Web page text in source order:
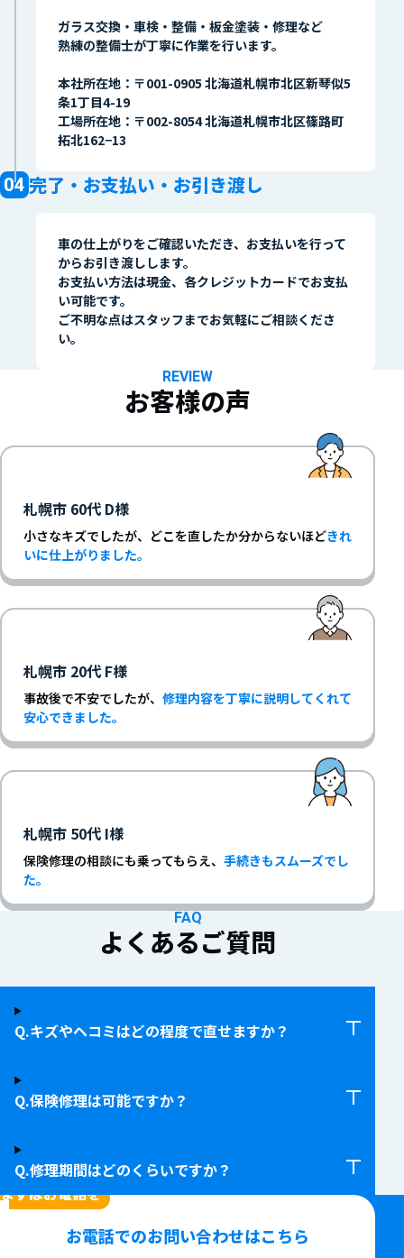
ガラス交換・車検・整備・板金塗装・修理など
熟練の整備士が丁寧に作業を行います。
本社所在地：〒001-0905 北海道札幌市北区新琴似5
条1丁目4-19
工場所在地：〒002-8054 北海道札幌市北区篠路町
拓北162−13
完了・お支払い・お引き渡し
車の仕上がりをご確認いただき、お支払いを行って
からお引き渡しします。
お支払い方法は現金、各クレジットカードでお支払
い可能です。
ご不明な点はスタッフまでお気軽にご相談くださ
い。
REVIEW
お客様の声
札幌市 60代 D様
小さなキズでしたが、どこを直したか分からないほどきれ
いに仕上がりました。
札幌市 20代 F様
事故後で不安でしたが、 修理内容を丁寧に説明してくれて
安心できました。
札幌市 50代 I様
保険修理の相談にも乗ってもらえ、 手続きもスムーズでし
た。
FAQ
よくあるご質問
キズやヘコミはどの程度で直せますか？
保険修理は可能ですか？
修理期間はどのくらいですか？
まずはお電話を
お電話でのお問い合わせはこちら